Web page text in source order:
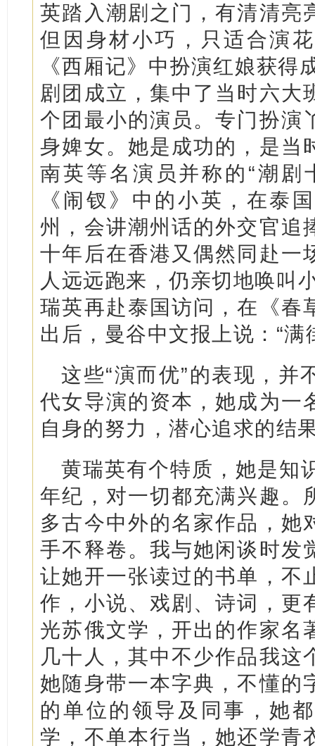
英踏入潮剧之门，有清清亮
但因身材小巧，只适合演
《西厢记》中扮演红娘获
剧团成立，集中了当时六大
个团最小的演员。专门扮演
身婢女。她是成功的，是当
南英等名演员并称的“潮剧
《闹钗》中的小英，在泰
州，会讲潮州话的外交官追
十年后在香港又偶然同赴一
人远远跑来，仍亲切地唤叫
瑞英再赴泰国访问，在《春
出后，曼谷中文报上说：“满
这些“演而优”的表现，并
代女导演的资本，她成为一
自身的努力，潜心追求的结
黄瑞英有个特质，她是知
年纪，对一切都充满兴趣。
多古今中外的名家作品，她
手不释卷。我与她闲谈时发
让她开一张读过的书单，不
作，小说、戏剧、诗词，更
光苏俄文学，开出的作家名
几十人，其中不少作品我这
她随身带一本字典，不懂的
的单位的领导及同事，她
学，不单本行当，她还学青